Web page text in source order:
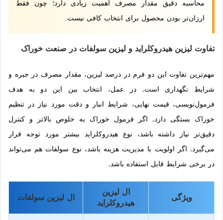
محاسبه دقیق مقدار مصرف اهمیت زیادی دارد؛ چون فقط
ارزان‌تر بودن محصول برای انتخاب کافی نیست.
تفاوت لیزین هیدروکلراید و لیزین سولفات در صنعت خوراک
مهم‌ترین تفاوت این دو فرم در درصد لیزین، مقدار مصرف در جیره و
شرایط نگهداری است. در عمل، انتخاب بین این دو به هدف
فرمول‌نویسی، قیمت نهایی، شرایط انبار و دقت مورد نیاز در تنظیم
خوراک بستگی دارد. اگر فرمول خوراک به خلوص بالاتر و کنترل
دقیق‌تر نیاز داشته باشد، نوع هیدروکلراید بیشتر مورد توجه قرار
می‌گیرد. اگر اولویت با مدیریت هزینه باشد، نوع سولفات هم می‌تواند
در برخی شرایط قابل استفاده باشد.
ویژگی
ال لیزین
هیدروکلراید
ال لیزین سولفات